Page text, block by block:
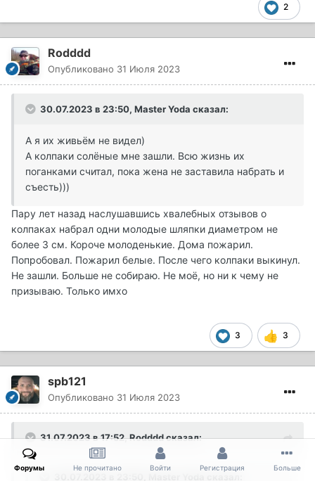
2
Rodddd
Опубликовано 31 Июля 2023
30.07.2023 в 23:50, Master Yoda сказал:
А я их живьём не видел)
А колпаки солёные мне зашли. Всю жизнь их
поганками считал, пока жена не заставила набрать и
съесть)))
Пару лет назад наслушавшись хвалебных отзывов о
колпаках набрал одни молодые шляпки диаметром не
более 3 см. Короче молоденькие. Дома пожарил.
Попробовал. Пожарил белые. После чего колпаки выкинул.
Не зашли. Больше не собираю. Не моё, но ни к чему не
призываю. Только имхо
3 3
spb121
Опубликовано 31 Июля 2023
31.07.2023 в 17:52,Roddddсказал:
Форумы Не прочитано Войти Регистрация Больше